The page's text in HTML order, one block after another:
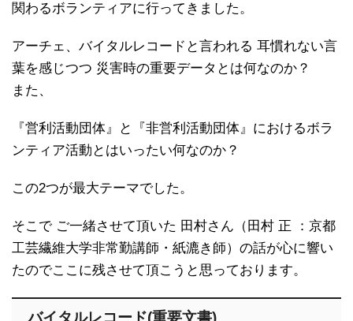
関わるボランティアに行ってきました。
アーチェ、バイタルレコードと言われる 耳慣れない言
葉を感じつつ 災害時の重要データとは何なのか？
また、
『営利活動団体』と『非営利活動団体』におけるボラ
ンティア活動とはいったい何なのか？
この2つが最大テーマでした。
そこで ご一緒させて頂いた 田村さん（田村 正 ：京都
工芸繊維大学非常勤講師・紙漉き師）の話が心に響い
たのでここに残させて頂こうと思っております。
バイタルレコード(重要文書)